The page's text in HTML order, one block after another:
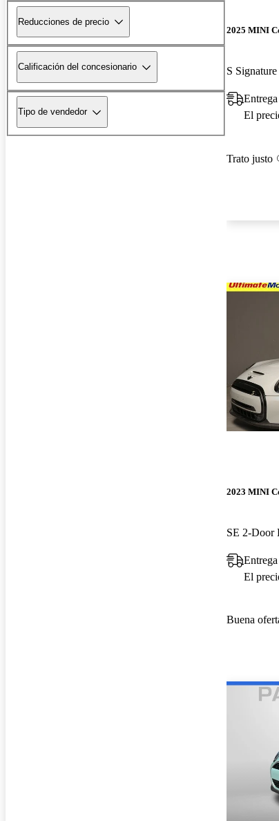
Reducciones de precio
Calificación del concesionario
Tipo de vendedor
2025 MINI
S
El
Trato justo
2023 MINI
SE 2-Door
El
Buena